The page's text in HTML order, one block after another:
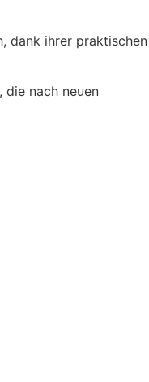
dank ihrer praktischen
die nach neuen